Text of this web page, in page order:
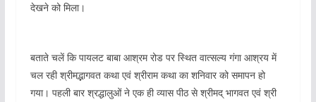
देखने को मिला।
बताते चलें कि पायलट बाबा आश्रम रोड पर स्थित वात्सल्य गंगा आश्रय में
चल रही श्रीमद्भागवत कथा एवं श्रीराम कथा का शनिवार को समापन हो
गया। पहली बार श्रद्धालुओं ने एक ही व्यास पीठ से श्रीमद् भागवत एवं श्री